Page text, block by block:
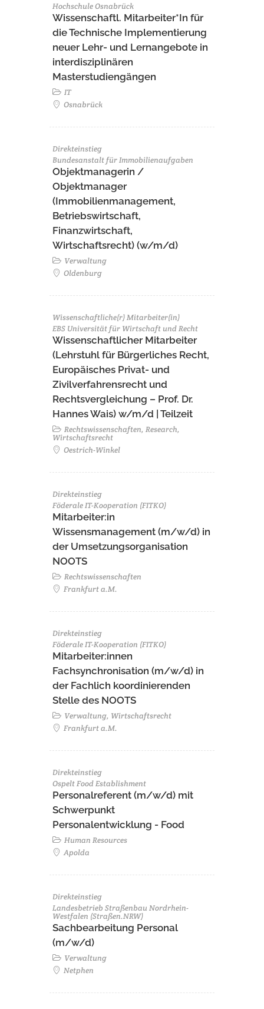
Hochschule Osnabrück
Wissenschaftl. Mitarbeiter*In für
die Technische Implementierung
neuer Lehr- und Lernangebote in
interdisziplinären
Masterstudiengängen
IT
Osnabrück
Direkteinstieg
Bundesanstalt für Immobilienaufgaben
Objektmanagerin /
Objektmanager
(Immobilienmanagement,
Betriebswirtschaft,
Finanzwirtschaft,
Wirtschaftsrecht) (w/m/d)
Verwaltung
Oldenburg
Wissenschaftliche(r) Mitarbeiter(in)
EBS Universität für Wirtschaft und Recht
Wissenschaftlicher Mitarbeiter
(Lehrstuhl für Bürgerliches Recht,
Europäisches Privat- und
Zivilverfahrensrecht und
Rechtsvergleichung – Prof. Dr.
Hannes Wais) w/m/d | Teilzeit
Rechtswissenschaften, Research,
Wirtschaftsrecht
Oestrich-Winkel
Direkteinstieg
Föderale IT-Kooperation (FITKO)
Mitarbeiter:in
Wissensmanagement (m/w/d) in
der Umsetzungsorganisation
NOOTS
Rechtswissenschaften
Frankfurt a.M.
Direkteinstieg
Föderale IT-Kooperation (FITKO)
Mitarbeiter:innen
Fachsynchronisation (m/w/d) in
der Fachlich koordinierenden
Stelle des NOOTS
Verwaltung, Wirtschaftsrecht
Frankfurt a.M.
Direkteinstieg
Ospelt Food Establishment
Personalreferent (m/w/d) mit
Schwerpunkt
Personalentwicklung - Food
Human Resources
Apolda
Direkteinstieg
Landesbetrieb Straßenbau Nordrhein-
Westfalen (Straßen.NRW)
Sachbearbeitung Personal
(m/w/d)
Verwaltung
Netphen